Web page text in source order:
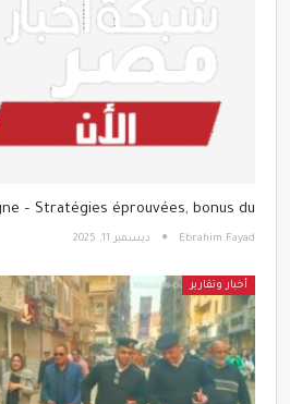
– Stratégies éprouvées, bonus du…
Ebrahim Fayad ديسمبر 11, 2025
أخبار وتقارير